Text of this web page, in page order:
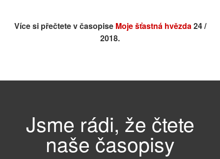
Více si přečtete v časopise Moje šťastná hvězda24 /
2018.
Jsme rádi, že čtete
naše časopisy